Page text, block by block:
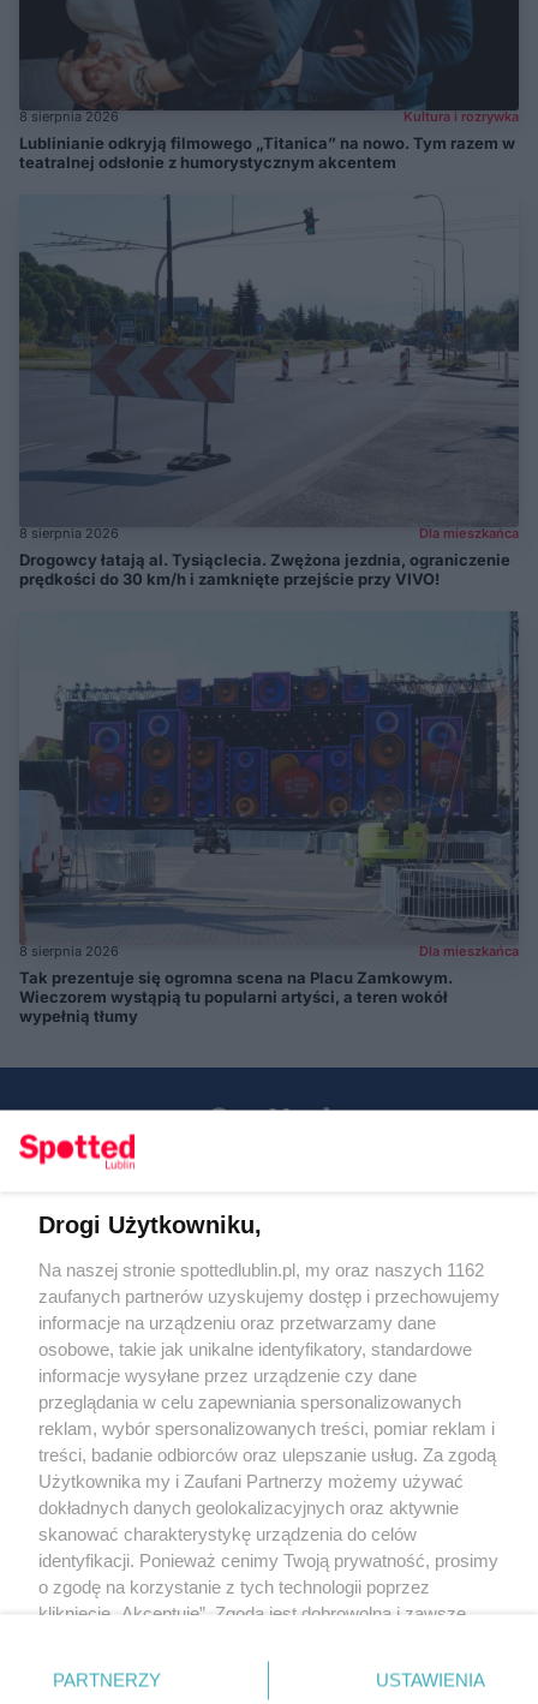
8 sierpnia 2026 Kultura i rozrywka
Lublinianie odkryją filmowego „Titanica” na nowo. Tym razem w
teatralnej odsłonie z humorystycznym akcentem
8 sierpnia 2026 Dla mieszkańca
Drogowcy łatają al. Tysiąclecia. Zwężona jezdnia, ograniczenie
prędkości do 30 km/h i zamknięte przejście przy VIVO!
8 sierpnia 2026 Dla mieszkańca
Tak prezentuje się ogromna scena na Placu Zamkowym.
Wieczorem wystąpią tu popularni artyści, a teren wokół
wypełnią tłumy
KATEGORIE
OGŁOSZENIA
WYDARZENIA
NA SKRÓTY
Regulamin
Polityka prywatności
RODO
Warunki korzystania z treści
Drogi Użytkowniku,
Na naszej stronie spottedlublin.pl, my oraz naszych 1162
zaufanych partnerów uzyskujemy dostęp i przechowujemy
informacje na urządzeniu oraz przetwarzamy dane
osobowe, takie jak unikalne identyfikatory, standardowe
informacje wysyłane przez urządzenie czy dane
przeglądania w celu zapewniania spersonalizowanych
reklam, wybór spersonalizowanych treści, pomiar reklam i
treści, badanie odbiorców oraz ulepszanie usług. Za zgodą
Użytkownika my i Zaufani Partnerzy możemy używać
dokładnych danych geolokalizacyjnych oraz aktywnie
skanować charakterystykę urządzenia do celów
identyfikacji. Ponieważ cenimy Twoją prywatność, prosimy
o zgodę na korzystanie z tych technologii poprzez
kliknięcie „Akceptuję”. Zgoda jest dobrowolna i zawsze
prywatności znajdujący się w lewym dolnym rogu strony
. Niektóre rodzaje przetwarzania danych nie wymagają
PARTNERZY USTAWIENIA